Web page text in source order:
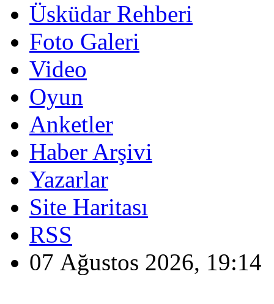
Üsküdar Rehberi
Foto Galeri
Video
Oyun
Anketler
Haber Arşivi
Yazarlar
Site Haritası
RSS
07 Ağustos 2026, 19:14